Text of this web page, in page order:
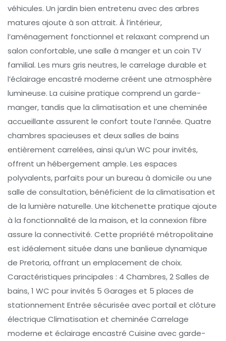
véhicules. Un jardin bien entretenu avec des arbres
matures ajoute à son attrait. À l’intérieur,
l’aménagement fonctionnel et relaxant comprend un
salon confortable, une salle à manger et un coin TV
familial. Les murs gris neutres, le carrelage durable et
l’éclairage encastré moderne créent une atmosphère
lumineuse. La cuisine pratique comprend un garde-
manger, tandis que la climatisation et une cheminée
accueillante assurent le confort toute l’année. Quatre
chambres spacieuses et deux salles de bains
entièrement carrelées, ainsi qu’un WC pour invités,
offrent un hébergement ample. Les espaces
polyvalents, parfaits pour un bureau à domicile ou une
salle de consultation, bénéficient de la climatisation et
de la lumière naturelle. Une kitchenette pratique ajoute
à la fonctionnalité de la maison, et la connexion fibre
assure la connectivité. Cette propriété métropolitaine
est idéalement située dans une banlieue dynamique
de Pretoria, offrant un emplacement de choix.
Caractéristiques principales : 4 Chambres, 2 Salles de
bains, 1 WC pour invités 5 Garages et 5 places de
stationnement Entrée sécurisée avec portail et clôture
électrique Climatisation et cheminée Carrelage
moderne et éclairage encastré Cuisine avec garde-